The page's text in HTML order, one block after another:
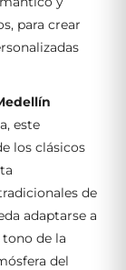
para crear
este
los clásicos
de
adaptarse a
de la
del